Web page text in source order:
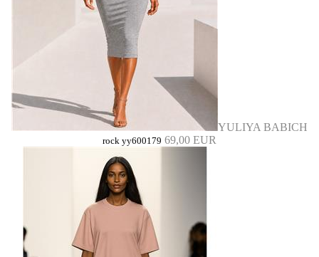
YULIYA BABICH
rock yy600179 69,00 EUR